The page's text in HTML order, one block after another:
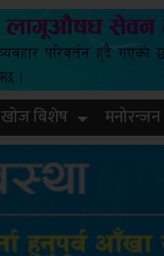
खोज बिशेष मनोरन्जन